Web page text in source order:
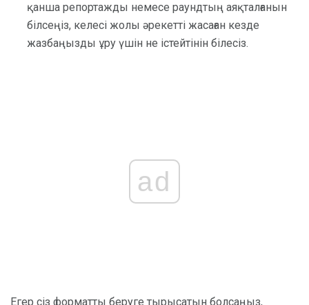
қанша репортажды немесе раундтың аяқталғанын
білсеңіз, келесі жолы әрекетті жасаған кезде
жазбаңызды ұру үшін не істейтінін білесіз.
ad
Егер сіз форматты беруге тырысатын болсаңыз,